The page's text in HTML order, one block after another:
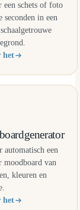
een schets of foto
seconden in een
het
automatisch een
moodboard van
kleuren en
het